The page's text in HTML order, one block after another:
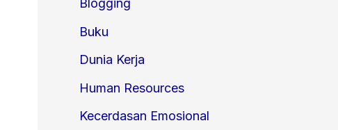
Blogging
Buku
Dunia Kerja
Human Resources
Kecerdasan Emosional